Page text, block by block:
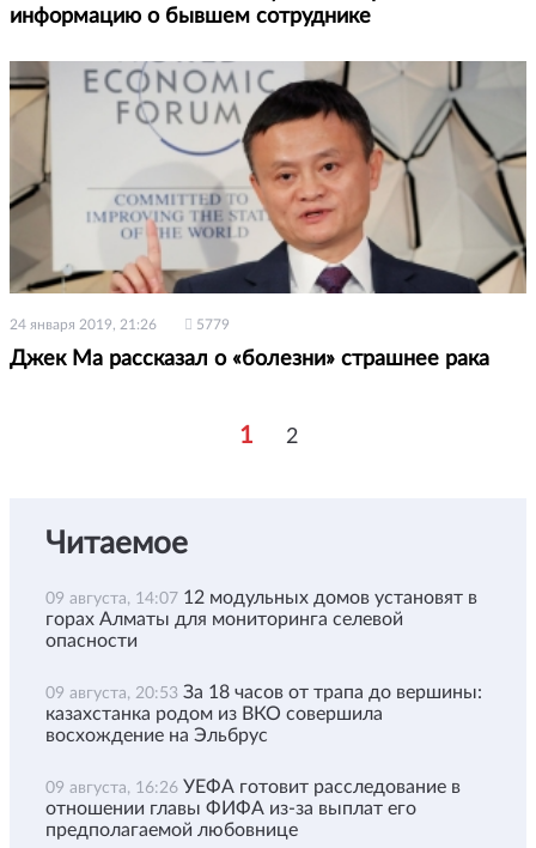
информацию о бывшем сотруднике
24 января 2019, 21:26 5779
Джек Ма рассказал о «болезни» страшнее рака
1 2
Читаемое
09 августа, 14:07 12 модульных домов установят в
горах Алматы для мониторинга селевой
опасности
09 августа, 20:53 За 18 часов от трапа до вершины:
казахстанка родом из ВКО совершила
восхождение на Эльбрус
09 августа, 16:26 УЕФА готовит расследование в
отношении главы ФИФА из-за выплат его
предполагаемой любовнице